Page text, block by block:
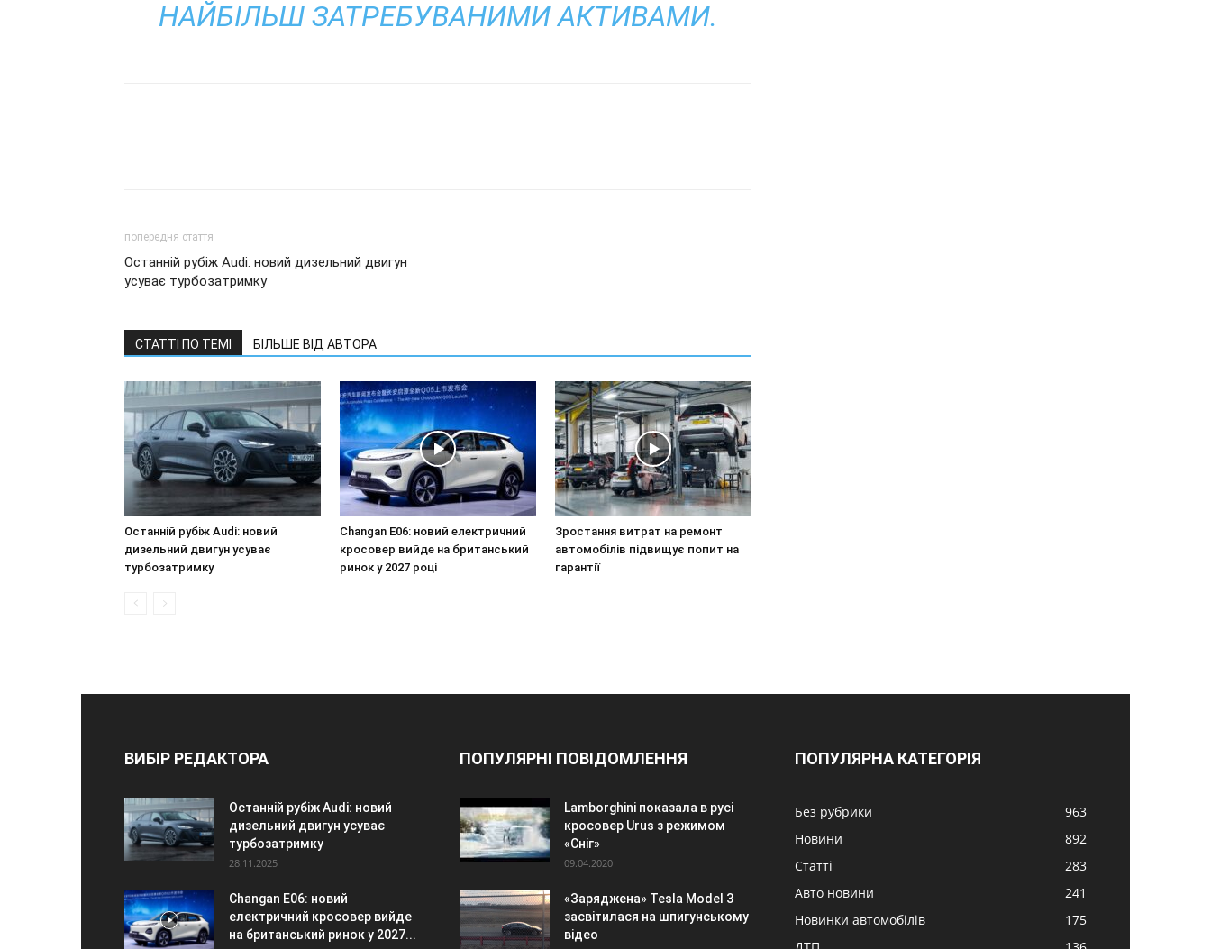
НАЙБІЛЬШ ЗАТРЕБУВАНИМИ АКТИВАМИ.
попередня стаття
Останній рубіж Audi: новий дизельний двигун
усуває турбозатримку
СТАТТІ ПО ТЕМІ БІЛЬШЕ ВІД АВТОРА
Останній рубіж Audi: новий
дизельний двигун усуває
турбозатримку
Changan E06: новий електричний
кросовер вийде на британський
ринок у 2027 році
Зростання витрат на ремонт
автомобілів підвищує попит на
гарантії
ВИБІР РЕДАКТОРА
Останній рубіж Audi: новий
дизельний двигун усуває
турбозатримку
28.11.2025
Changan E06: новий
електричний кросовер вийде
на британський ринок у 2027...
ПОПУЛЯРНІ ПОВІДОМЛЕННЯ
Lamborghini показала в русі
кросовер Urus з режимом
«Сніг»
09.04.2020
«Заряджена» Tesla Model 3
засвітилася на шпигунському
відео
ПОПУЛЯРНА КАТЕГОРІЯ
Без рубрики
963
Новини
892
Статті
283
Авто новини
241
Новинки автомобілів
175